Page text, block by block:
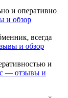
и оперативно
и обзор
всегда
и обзор
и
— отзывы и